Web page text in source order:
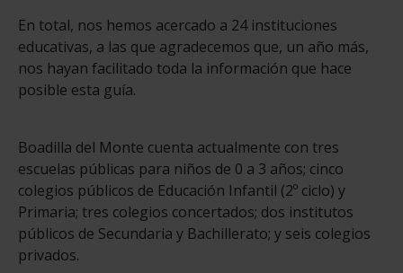
En total, nos hemos acercado a 24 instituciones
educativas, a las que agradecemos que, un año más,
nos hayan facilitado toda la información que hace
posible esta guía.
Boadilla del Monte cuenta actualmente con tres
escuelas públicas para niños de 0 a 3 años; cinco
colegios públicos de Educación Infantil (2º ciclo) y
Primaria; tres colegios concertados; dos institutos
públicos de Secundaria y Bachillerato; y seis colegios
privados.